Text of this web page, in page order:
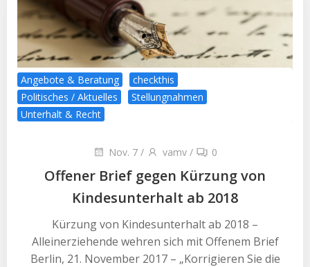
Angebote & Beratung
checkthis
Politisches / Aktuelles
Stellungnahmen
Unterhalt & Recht
Nov. 7 / vamv / 0
Offener Brief gegen Kürzung von
Kindesunterhalt ab 2018
Kürzung von Kindesunterhalt ab 2018 –
Alleinerziehende wehren sich mit Offenem Brief
Berlin, 21. November 2017 – „Korrigieren Sie die